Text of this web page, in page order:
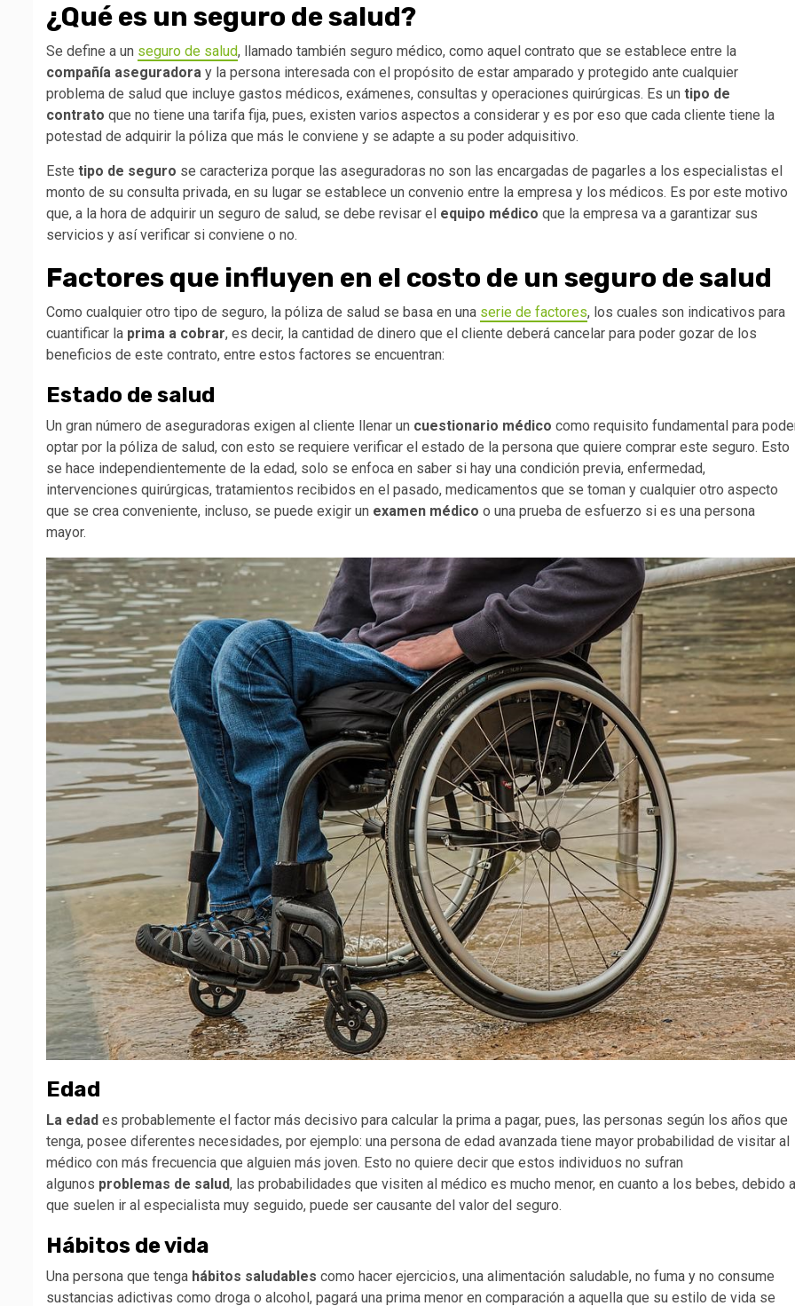
¿Qué es un seguro de salud?
Se define a un seguro de salud, llamado también seguro médico, como aquel contrato que se establece entre la
compañía aseguradora y la persona interesada con el propósito de estar amparado y protegido ante cualquier
problema de salud que incluye gastos médicos, exámenes, consultas y operaciones quirúrgicas. Es un tipo de
contrato que no tiene una tarifa fija, pues, existen varios aspectos a considerar y es por eso que cada cliente tiene la
potestad de adquirir la póliza que más le conviene y se adapte a su poder adquisitivo.
Este tipo de seguro se caracteriza porque las aseguradoras no son las encargadas de pagarles a los especialistas el
monto de su consulta privada, en su lugar se establece un convenio entre la empresa y los médicos. Es por este motivo
que, a la hora de adquirir un seguro de salud, se debe revisar el equipo médico que la empresa va a garantizar sus
servicios y así verificar si conviene o no.
Factores que influyen en el costo de un seguro de salud
Como cualquier otro tipo de seguro, la póliza de salud se basa en una serie de factores, los cuales son indicativos para
cuantificar la prima a cobrar, es decir, la cantidad de dinero que el cliente deberá cancelar para poder gozar de los
beneficios de este contrato, entre estos factores se encuentran:
Estado de salud
Un gran número de aseguradoras exigen al cliente llenar un cuestionario médico como requisito fundamental para
optar por la póliza de salud, con esto se requiere verificar el estado de la persona que quiere comprar este seguro. Esto
se hace independientemente de la edad, solo se enfoca en saber si hay una condición previa, enfermedad,
intervenciones quirúrgicas, tratamientos recibidos en el pasado, medicamentos que se toman y cualquier otro aspecto
que se crea conveniente, incluso, se puede exigir un examen médico o una prueba de esfuerzo si es una persona
mayor.
Edad
La edad es probablemente el factor más decisivo para calcular la prima a pagar, pues, las personas según los años que
tenga, posee diferentes necesidades, por ejemplo: una persona de edad avanzada tiene mayor probabilidad de visitar al
médico con más frecuencia que alguien más joven. Esto no quiere decir que estos individuos no sufran
algunos problemas de salud, las probabilidades que visiten al médico es mucho menor, en cuanto a los bebes, debido a
que suelen ir al especialista muy seguido, puede ser causante del valor del seguro.
Hábitos de vida
Una persona que tenga hábitos saludables como hacer ejercicios, una alimentación saludable, no fuma y no consume
sustancias adictivas como droga o alcohol, pagará una prima menor en comparación a aquella que su estilo de vida se